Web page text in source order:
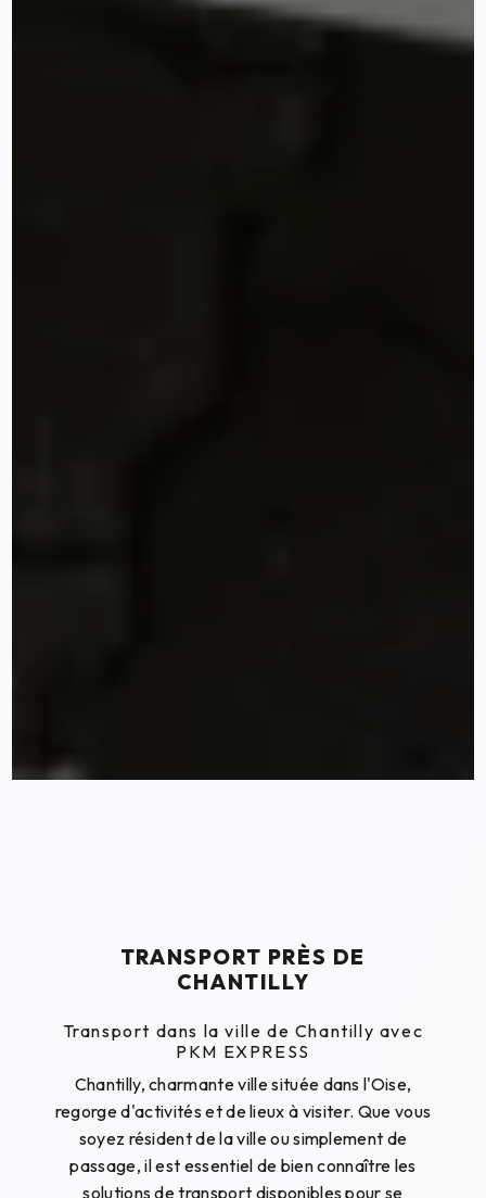
TRANSPORT PRÈS DE
CHANTILLY
Transport dans la ville de Chantilly avec
PKM EXPRESS
Chantilly, charmante ville située dans l'Oise,
regorge d'activités et de lieux à visiter. Que vous
soyez résident de la ville ou simplement de
passage, il est essentiel de bien connaître les
solutions de transport disponibles pour se